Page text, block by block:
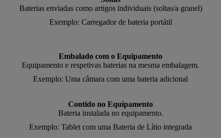
Baterias enviadas como artigos individuais (soltas/a granel)
Exemplo: Carregador de bateria portátil
Embalado com o Equipamento
Equipamento e respetivas baterias na mesma embalagem.
Exemplo: Uma câmara com uma bateria adicional
Contido no Equipamento
Bateria instalada no equipamento.
Exemplo: Tablet com uma Bateria de Lítio integrada